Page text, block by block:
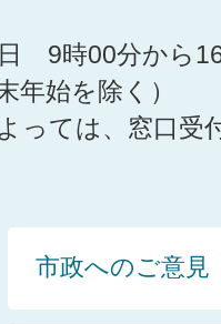
日 9時00分から
年始を除く）
っては、窓口受
市政へのご意見